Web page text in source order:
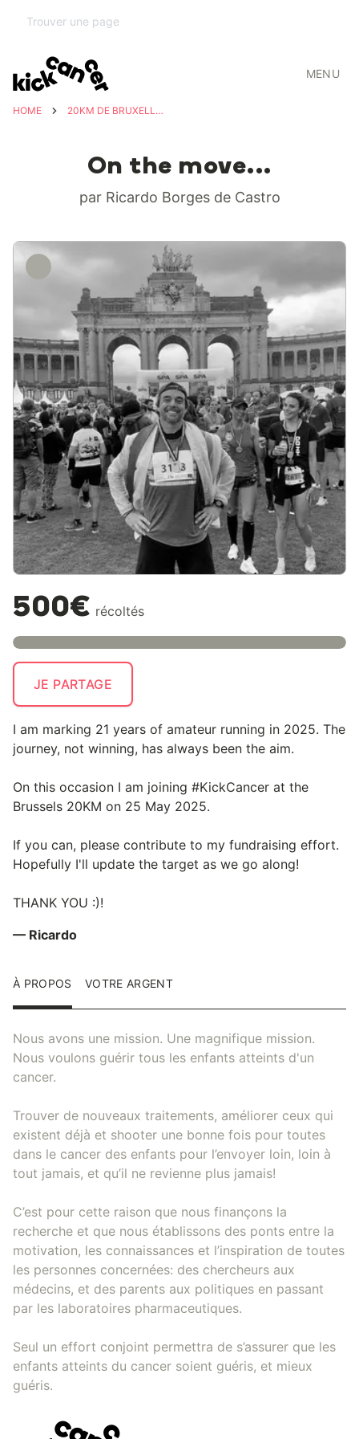
MENU
HOME 20KM DE BRUXELLES POUR KICKCANCER
On the move...
par Ricardo Borges de Castro
500€ récoltés
JE PARTAGE
I am marking 21 years of amateur running in 2025. The
journey, not winning, has always been the aim.
On this occasion I am joining #KickCancer at the
Brussels 20KM on 25 May 2025.
If you can, please contribute to my fundraising effort.
Hopefully I'll update the target as we go along!
THANK YOU :)!
— Ricardo
À PROPOS VOTRE ARGENT
Nous avons une mission. Une magnifique mission.
Nous voulons guérir tous les enfants atteints d'un
cancer.
Trouver de nouveaux traitements, améliorer ceux qui
existent déjà et shooter une bonne fois pour toutes
dans le cancer des enfants pour l’envoyer loin, loin à
tout jamais, et qu’il ne revienne plus jamais!
C’est pour cette raison que nous finançons la
recherche et que nous établissons des ponts entre la
motivation, les connaissances et l’inspiration de toutes
les personnes concernées: des chercheurs aux
médecins, et des parents aux politiques en passant
par les laboratoires pharmaceutiques.
Seul un effort conjoint permettra de s’assurer que les
enfants atteints du cancer soient guéris, et mieux
guéris.